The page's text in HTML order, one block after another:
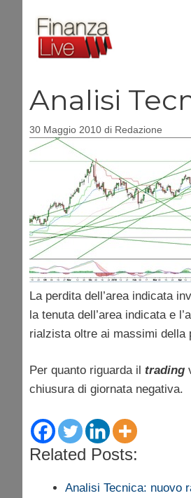
contenuto
Analisi
30 Maggio 2010 di Redazione
La perdita dell’area indicata
la tenuta dell’area indicata e
rialzista oltre ai massimi della
Per quanto riguarda il trading
chiusura di giornata negativa.
Related Posts:
Analisi Tecnica: nuovo